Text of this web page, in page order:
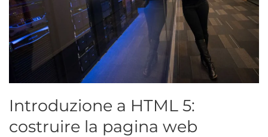
Introduzione a HTML 5:
costruire la pagina web